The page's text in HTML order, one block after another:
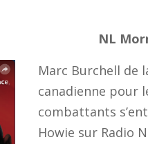
NL
Marc Burchell de
canadienne pour
combattants
Howie sur Radio